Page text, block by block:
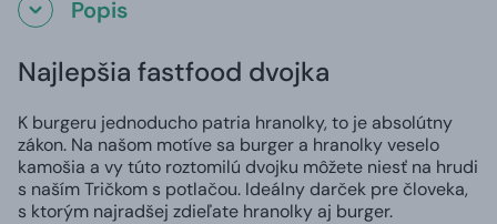
Popis
Najlepšia fastfood dvojka
K burgeru jednoducho patria hranolky, to je absolútny
zákon. Na našom motíve sa burger a hranolky veselo
kamošia a vy túto roztomilú dvojku môžete niesť na hrudi
s naším Tričkom s potlačou. Ideálny darček pre človeka,
s ktorým najradšej zdieľate hranolky aj burger.